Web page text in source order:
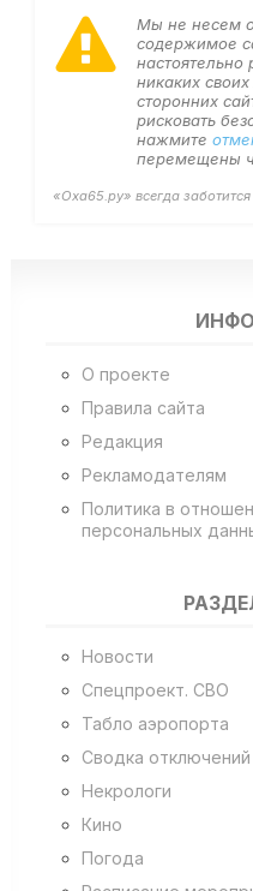
Мы не несем
содержимое
никаких
сторонних
рисковать
нажмите
перемещены
«Оха65.ру» всегда
О проекте
Правила сайта
Редакция
Рекламодателям
Политика в
персональных
Новости
Спецпроект. СВО
Табло аэропорта
Сводка отключений
Некрологи
Кино
Погода